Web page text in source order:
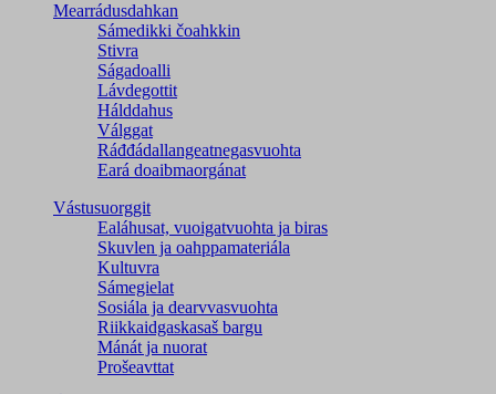
Mearrádusdahkan
Sámedikki čoahkkin
Stivra
Ságadoalli
Lávdegottit
Hálddahus
Válggat
Ráđđádallangeatnegas­vuohta
Eará doaibmaorgánat
Vástusuorggit
Ealáhusat, vuoigatvuohta ja biras
Skuvlen ja oahppamateriála
Kultuvra
Sámegielat
Sosiála ja dearvvasvuohta
Riikkaidgaskasaš bargu
Mánát ja nuorat
Prošeavttat